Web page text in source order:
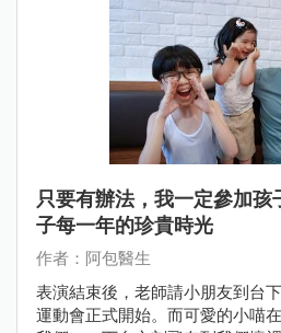
只要有辦法，我一定參加
子每一年的珍貴時光
作者：阿包醫生
表演結束後，老師請小朋友到台
運動會正式開始。而可愛的小喵